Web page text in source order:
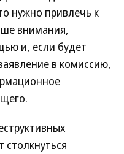
нужно привлечь к
внимания,
и, если будет
в комиссию,